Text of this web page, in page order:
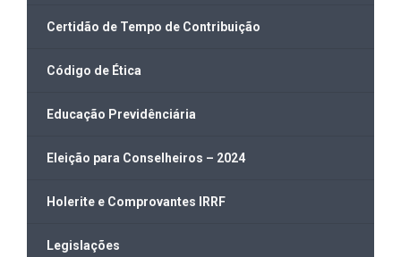
Certidão de Tempo de Contribuição
Código de Ética
Educação Previdênciária
Eleição para Conselheiros – 2024
Holerite e Comprovantes IRRF
Legislações